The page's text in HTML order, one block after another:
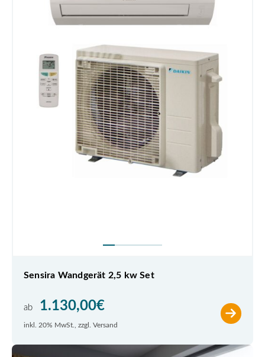
Sensira Wandgerät 2,5 kw Set
ab 1.130,00€
inkl. 20% MwSt., zzgl. Versand